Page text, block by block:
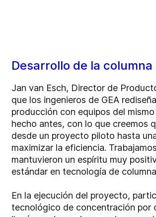
Desarrollo de la
Jan van Esch, Director de
que los ingenieros de GEA
producción con equipos del
hecho antes, con lo que creemos
desde un proyecto piloto hasta
maximizar la eficiencia.
mantuvieron un espíritu muy
estándar en tecnología de
En la ejecución del proyecto,
tecnológico de concentración por